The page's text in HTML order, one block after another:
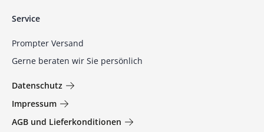
Service
Prompter Versand
Gerne beraten wir Sie persönlich
Datenschutz
Impressum
AGB und Lieferkonditionen